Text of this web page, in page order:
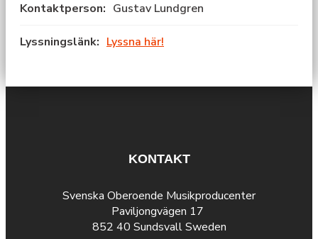
Kontaktperson: Gustav Lundgren
Lyssningslänk: Lyssna här!
KONTAKT
Svenska Oberoende Musikproducenter
Paviljongvägen 17
852 40 Sundsvall Sweden